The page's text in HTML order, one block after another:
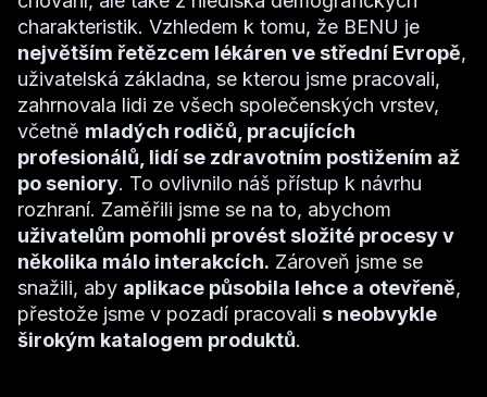
charakteristik. Vzhledem k tomu, že BENU je
největším řetězcem lékáren ve střední Evropě,
uživatelská základna, se kterou jsme pracovali,
zahrnovala lidi ze všech společenských vrstev,
včetně mladých rodičů, pracujících
profesionálů, lidí se zdravotním postižením až
po seniory. To ovlivnilo náš přístup k návrhu
rozhraní. Zaměřili jsme se na to, abychom
uživatelům pomohli provést složité procesy v
několika málo interakcích. Zároveň jsme se
snažili, aby aplikace působila lehce a otevřeně,
přestože jsme v pozadí pracovali s neobvykle
širokým katalogem produktů.